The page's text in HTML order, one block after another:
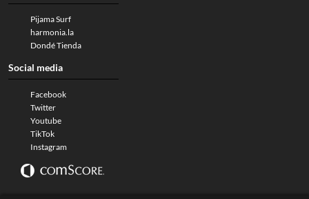
Pijama Surf
harmonia.la
Dondé Tienda
Social media
Facebook
Twitter
Youtube
TikTok
Instagram